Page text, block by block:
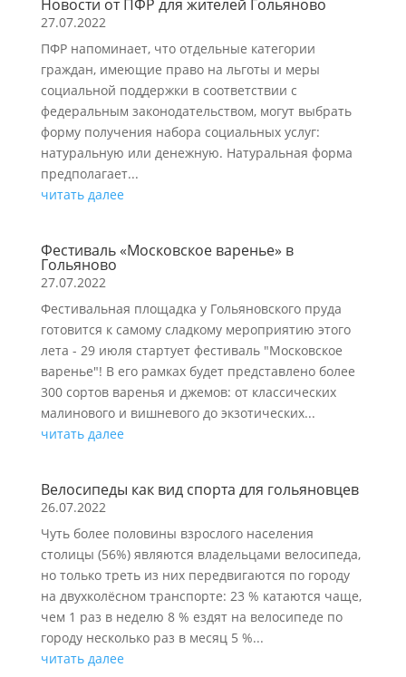
Новости от ПФР для жителей Гольяново
27.07.2022
ПФР напоминает, что отдельные категории
граждан, имеющие право на льготы и меры
социальной поддержки в соответствии с
федеральным законодательством, могут выбрать
форму получения набора социальных услуг:
натуральную или денежную. Натуральная форма
предполагает...
читать далее
Фестиваль «Московское варенье» в
Гольяново
27.07.2022
Фестивальная площадка у Гольяновского пруда
готовится к самому сладкому мероприятию этого
лета - 29 июля стартует фестиваль "Московское
варенье"! В его рамках будет представлено более
300 сортов варенья и джемов: от классических
малинового и вишневого до экзотических...
читать далее
Велосипеды как вид спорта для гольяновцев
26.07.2022
Чуть более половины взрослого населения
столицы (56%) являются владельцами велосипеда,
но только треть из них передвигаются по городу
на двухколёсном транспорте: 23 % катаются чаще,
чем 1 раз в неделю 8 % ездят на велосипеде по
городу несколько раз в месяц 5 %...
читать далее